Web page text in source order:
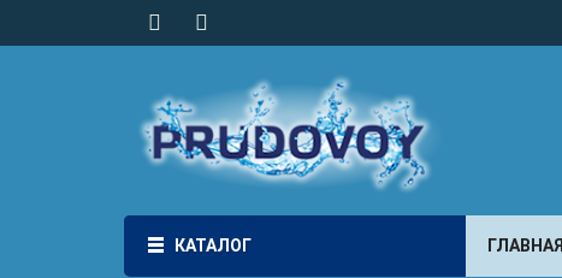
КАТАЛОГ ГЛАВНАЯ